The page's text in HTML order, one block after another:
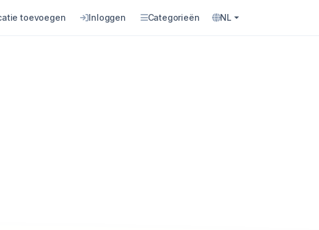
toevoegen Inloggen Categorieën NL